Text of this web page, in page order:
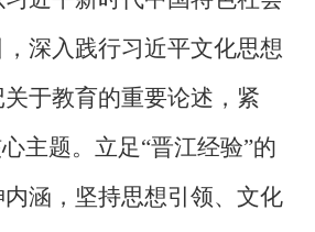
深入践行习近平文化思想
于教育的重要论述，紧
主题。立足“晋江经验”的
涵，坚持思想引领、文化